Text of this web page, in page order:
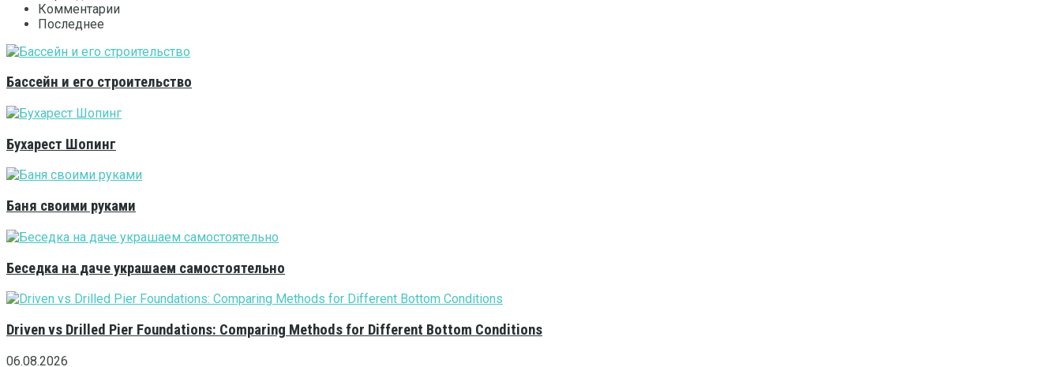
Комментарии
Последнее
Бассейн и его строительство
Бухарест Шопинг
Баня своими руками
Беседка на даче украшаем самостоятельно
Driven vs Drilled Pier Foundations: Comparing Methods for Different Bottom Conditions
06.08.2026